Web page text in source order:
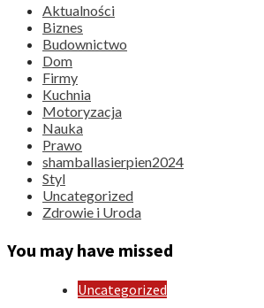
Aktualności
Biznes
Budownictwo
Dom
Firmy
Kuchnia
Motoryzacja
Nauka
Prawo
shamballasierpien2024
Styl
Uncategorized
Zdrowie i Uroda
You may have missed
Uncategorized